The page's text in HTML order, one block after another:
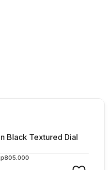
Black Textured Dial